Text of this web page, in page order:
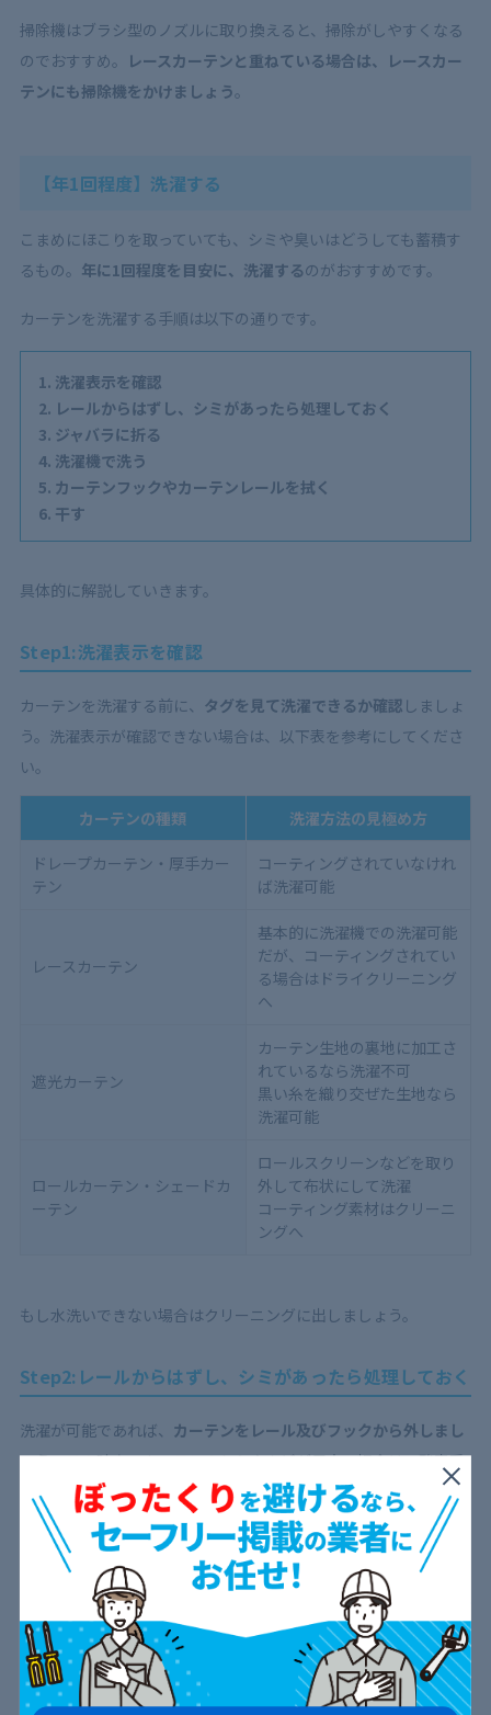
掃除機はブラシ型のノズルに取り換えると、掃除がしやすくなる
のでおすすめ。 レースカーテンと重ねている場合は、レースカー
テンにも掃除機をかけましょう。
【年1回程度】洗濯する
こまめにほこりを取っていても、シミや臭いはどうしても蓄積す
るもの。 年に1回程度を目安に、洗濯するのがおすすめです。
カーテンを洗濯する手順は以下の通りです。
洗濯表示を確認
レールからはずし、シミがあったら処理しておく
ジャバラに折る
洗濯機で洗う
カーテンフックやカーテンレールを拭く
干す
具体的に解説していきます。
Step1:洗濯表示を確認
カーテンを洗濯する前に、 タグを見て洗濯できるか確認 しましょ
う。洗濯表示が確認できない場合は、以下表を参考にしてくださ
い。
カーテンの種類 洗濯方法の見極め方
ドレープカーテン・厚手カー
テン
コーティングされていなけれ
ば洗濯可能
レースカーテン
基本的に洗濯機での洗濯可能
だが、コーティングされてい
る場合はドライクリーニング
へ
遮光カーテン
カーテン生地の裏地に加工さ
れているなら洗濯不可
黒い糸を織り交ぜた生地なら
洗濯可能
ロールカーテン・シェードカ
ーテン
ロールスクリーンなどを取り
外して布状にして洗濯
コーティング素材はクリーニ
ングへ
もし水洗いできない場合はクリーニングに出しましょう。
Step2:レールからはずし、シミがあったら処理しておく
洗濯が可能であれば、 カーテンをレール及びフックから外しまし
ょう。この時点でカーテンのシミやカビが目立つ場合は、酸素系
漂白剤にしばらく浸けおき、汚れを落としてから洗濯してくださ
い。
Step3:カーテンを蛇腹に折る
洗濯機の中で傷んだりしわがついたりするのを防ぐため、カーテ
ンを蛇腹に折ってから洗濯機に入れる
のがポイントです。